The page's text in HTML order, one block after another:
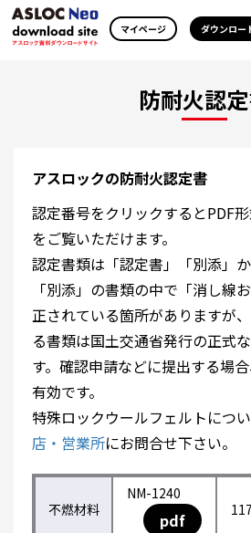
マイページ ダウンロー
防耐火認
アスロックの防耐火認定書
認定番号をクリックするとPDF
をご覧いただけます。
認定書類は「認定書」「別添」か
「別添」の書類の中で「消し線
正されている箇所がありますが
る書類は国土交通省発行の正式
す。確認申請などに提出する場
有効です。
特殊ロックウールフェルトについ
店・営業所にお問合せ下さい。
不燃材料
NM-1240
pdf